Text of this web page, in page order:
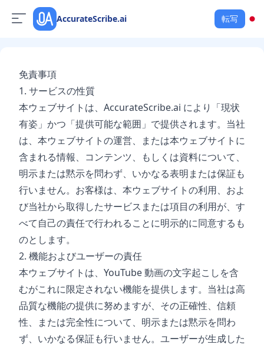
AccurateScribe.ai 転写
免責事項
1. サービスの性質
本ウェブサイトは、AccurateScribe.ai により「現状
有姿」かつ「提供可能な範囲」で提供されます。当社
は、本ウェブサイトの運営、または本ウェブサイトに
含まれる情報、コンテンツ、もしくは資料について、
明示または黙示を問わず、いかなる表明または保証も
行いません。お客様は、本ウェブサイトの利用、およ
び当社から取得したサービスまたは項目の利用が、す
べて自己の責任で行われることに明示的に同意するも
のとします。
2. 機能およびユーザーの責任
本ウェブサイトは、YouTube 動画の文字起こしを含
むがこれに限定されない機能を提供します。当社は高
品質な機能の提供に努めますが、その正確性、信頼
性、または完全性について、明示または黙示を問わ
ず、いかなる保証も行いません。ユーザーが生成した